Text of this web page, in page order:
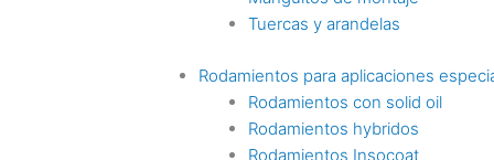
Tuercas y arandelas
Rodamientos para aplicaciones
Rodamientos con solid oil
Rodamientos hybridos
Rodamientos Insocoat